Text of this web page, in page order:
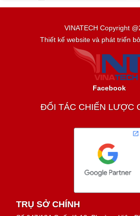
VINATECH Copyright
Thiết kế website và phát triển
Facebook
ĐỐI TÁC CHIẾN LƯỢC
TRỤ SỞ CHÍNH